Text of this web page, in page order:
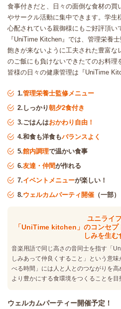
食事付きだと、日々の面倒な食材の買
やサークル活動に集中できます。学生
心配されている親御様にもご好評頂い
『UniTime Kitchen』では、管理栄養
飽きが来ないように工夫された豊富な
のご飯にも負けないできたてのお料理
皆様の日々の健康管理は『UniTime
1.管理栄養士監修メニュー
2.しっかり朝夕2食付き
3.ごはんはおかわり自由！
4.和食も洋食もバランスよく
5.館内調理で温かい食事
6.友達・仲間が作れる
7.イベントメニューが楽しい！
8.ウェルカムパーティ開催 （一部）
ユニライ
「UniTime kitchen」のコンセ
しみを生む
音楽用語で同じ高さの音同士を指す「
しみあって仲良くすること」という意
べる時間」には人と人とのつながりを
より豊かにする食環境をつくることを目
ウェルカムパーティー開催予定！